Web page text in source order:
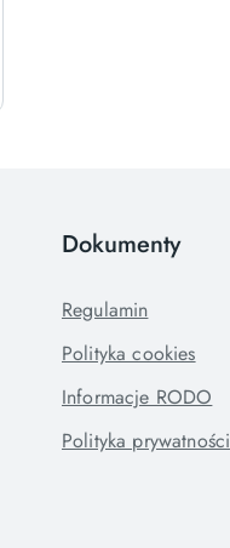
Dokumenty
Regulamin
Polityka cookies
Informacje RODO
Polityka prywatności